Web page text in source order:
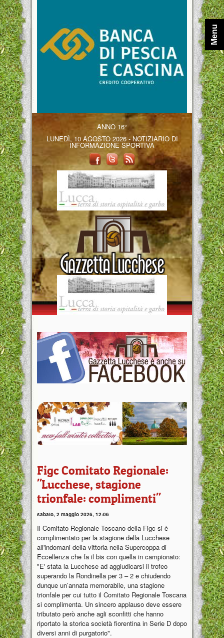
ANNO 16°
LUNEDÌ, 10 AGOSTO 2026 - NOTIZIARIO DI
INFORMAZIONE SPORTIVA
Figc Comitato Regionale:
"Lucchese, stagione
trionfale: complimenti"
sabato, 2 maggio 2026, 12:06
Il Comitato Regionale Toscano della Figc si è
complimentato per la stagione della Lucchese
all'indomani della vittoria nella Supercoppa di
Eccellenza che fa il bis con quella in campionato:
"E' stata la Lucchese ad aggiudicarsi il trofeo
superando la Rondinella per 3 – 2 e chiudendo
dunque un’annata memorabile, una stagione
trionfale per cui tutto il Comitato Regionale Toscana
si complimenta. Un sincero applauso deve essere
tributato però anche agli sconfitti che hanno
riportato la storica società fiorentina in Serie D dopo
diversi anni di purgatorio".
Menu